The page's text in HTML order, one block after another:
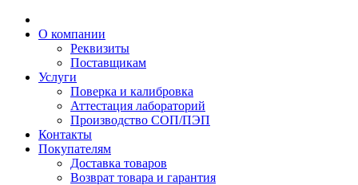
О компании
Реквизиты
Поставщикам
Услуги
Поверка и калибровка
Аттестация лабораторий
Производство СОП/ПЭП
Контакты
Покупателям
Доставка товаров
Возврат товара и гарантия